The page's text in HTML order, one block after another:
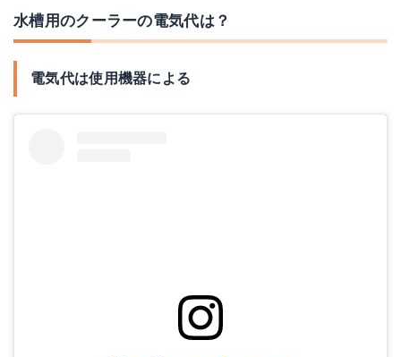
水槽用のクーラーの電気代は？
電気代は使用機器による